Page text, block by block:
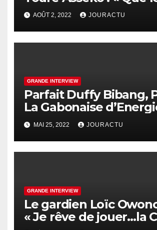
me laissent aller
bout de mes cinq ans
mandat »
AOÛT 2, 2022 JOURACTU
GRANDE INTERVIEW
Parfait Duffy Bibang,
La Gabonaise
(LGE) : « Nous sommes
premiers fabriquants
transformateurs dans
MAI 25, 2022 JOURACTU
GRANDE INTERVIEW
Le gardien Loïc
« Je rêve de jouer…la